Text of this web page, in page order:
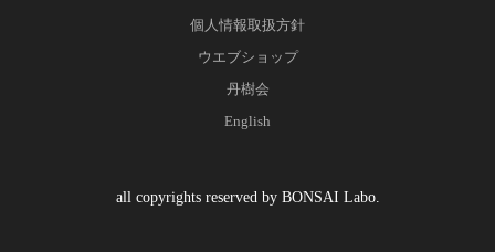
個人情報取扱方針
ウエブショップ
丹樹会
English
all copyrights reserved by BONSAI Labo.